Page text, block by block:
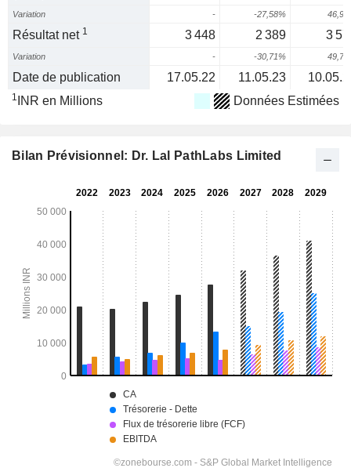
Variation - -27,58%
Résultat net 1 3 448 2 389 3
Variation - -30,71%
Date de publication 17.05.22 11.05.23
1 INR en Millions Données Estimées
Bilan Prévisionnel: Dr. Lal PathLabs Limited